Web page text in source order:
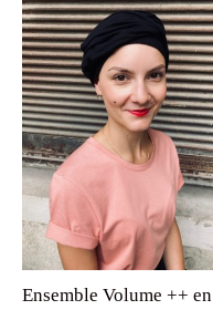
Ensemble Volume ++ en